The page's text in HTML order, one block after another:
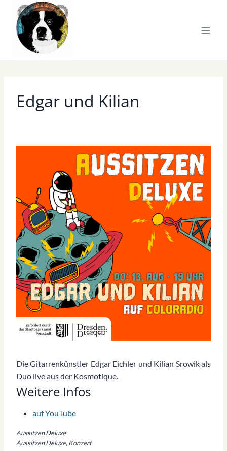
Inhalt
springen
Edgar und Kilian
Aussitzen Deluxe
Aussitzen Deluxe, Konzert
Weitere Infos
auf YouTube
Die Gitarrenkünstler Edgar Eichler und Kilian Srowik als
Duo live aus der Kosmotique.